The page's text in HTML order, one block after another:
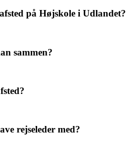
på Højskole i Udlandet?
sammen?
rejseleder med?